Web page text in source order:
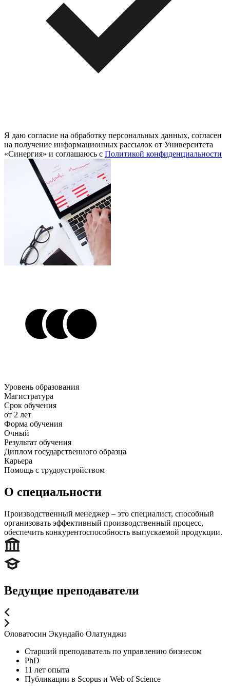
Я даю согласие на обработку персональных данных, согласен
на получение информационных рассылок от Университета
«Синергия» и соглашаюсь c Политикой конфиденциальности
Уровень образования
Магистратура
Срок обучения
от 2 лет
Форма обучения
Очный
Результат обучения
Диплом государственного образца
Карьера
Помощь с трудоустройством
О специальности
Производственный менеджер ‒ это специалист, способный
организовать эффективный производственный процесс,
обеспечить конкурентоспособность выпускаемой продукции.
Ведущие преподаватели
Оловатосин Экундайо Олатунджи
Старший преподаватель по управлению бизнесом
PhD
11 лет опыта
Публикации в Scopus и Web of Science